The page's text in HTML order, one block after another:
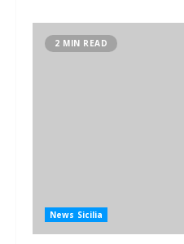
2 MIN READ
News Sicilia